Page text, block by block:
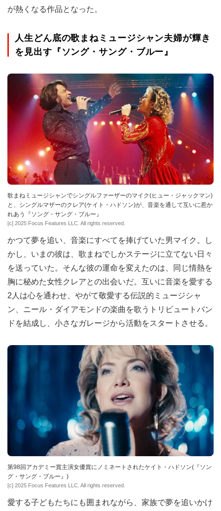
が熱くなる作品となった。
人生どん底の歌まねミュージシャン夫婦が輝き
を見出す『ソング・サング・ブルー』
歌まねミュージシャンでシングルファーザーのマイク(ヒュー・ジャックマン)
と、シングルマザーのクレア(ケイト・ハドソン)が、音楽を通して互いに惹か
れあう『ソング・サング・ブルー』
[c] 2025 Focus Features LLC. All rights reserved.
かつて夢を追い、音楽にすべてを捧げていた男マイク。し
かし、いまの彼は、歌まねでしかステージに立てない日々
を送っていた。そんな彼の運命を変えたのは、同じ情熱を
胸に秘めた女性クレアとの出会いだ。互いに音楽を愛する
2人は心を通わせ、やがて敬愛する伝説的ミュージシャ
ン、ニール・ダイアモンドの楽曲を歌うトリビュートバン
ドを結成し、小さなガレージから活動をスタートさせる。
第98回アカデミー賞主演女優賞にノミネートされたケイト・ハドソン(『ソン
グ・サング・ブルー』)
[c] 2025 Focus Features LLC. All rights reserved.
愛する子どもたちにも囲まれながら、家族で夢を追いかけ